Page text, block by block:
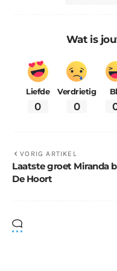
Wat is
Liefde
0
Verdrietig
0
VORIG ARTIKEL
Laatste groet Miranda
De Hoort